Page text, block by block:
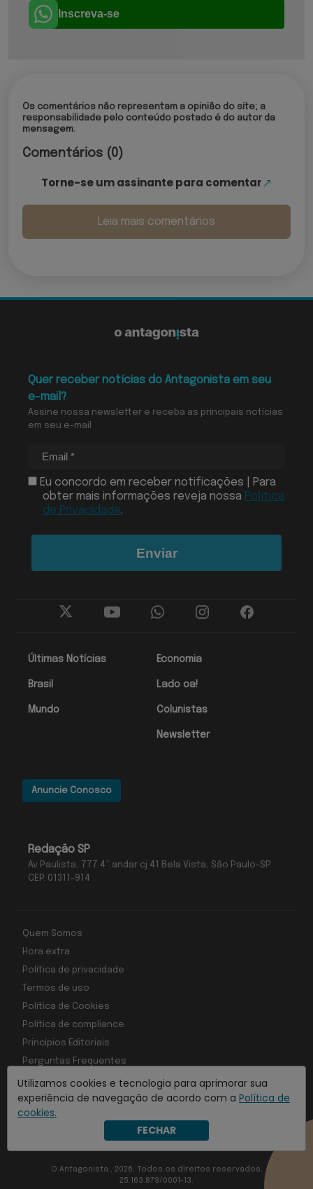
Inscreva-se
Os comentários não representam a opinião do site; a
responsabilidade pelo conteúdo postado é do autor da
mensagem.
Comentários (0)
Torne-se um assinante para comentar
Leia mais comentários
Utilizamos cookies e tecnologia para aprimorar sua
experiência de navegação de acordo com a Política de
cookies.
FECHAR
Redação SP
Av Paulista, 777 4º andar cj 41 Bela Vista, São Paulo-SP
CEP: 01311-914
Anuncie Conosco
Últimas Notícias
Brasil
Mundo
Economia
Lado oa!
Colunistas
Newsletter
Quer receber notícias do Antagonista em seu
e-mail?
Assine nossa newsletter e receba as principais notícias
em seu e-mail
Eu concordo em receber notificações | Para
obter mais informações reveja nossa Política
de Privacidade.
Enviar
Com inteligência e tecnologia:
Object1ve - Marketing Solution
Quem Somos
Hora extra
Política de privacidade
Termos de uso
Política de Cookies
Política de compliance
Princípios Editoriais
Perguntas Frequentes
O Antagonista , 2026, Todos os direitos reservados,
25.163.879/0001-13.